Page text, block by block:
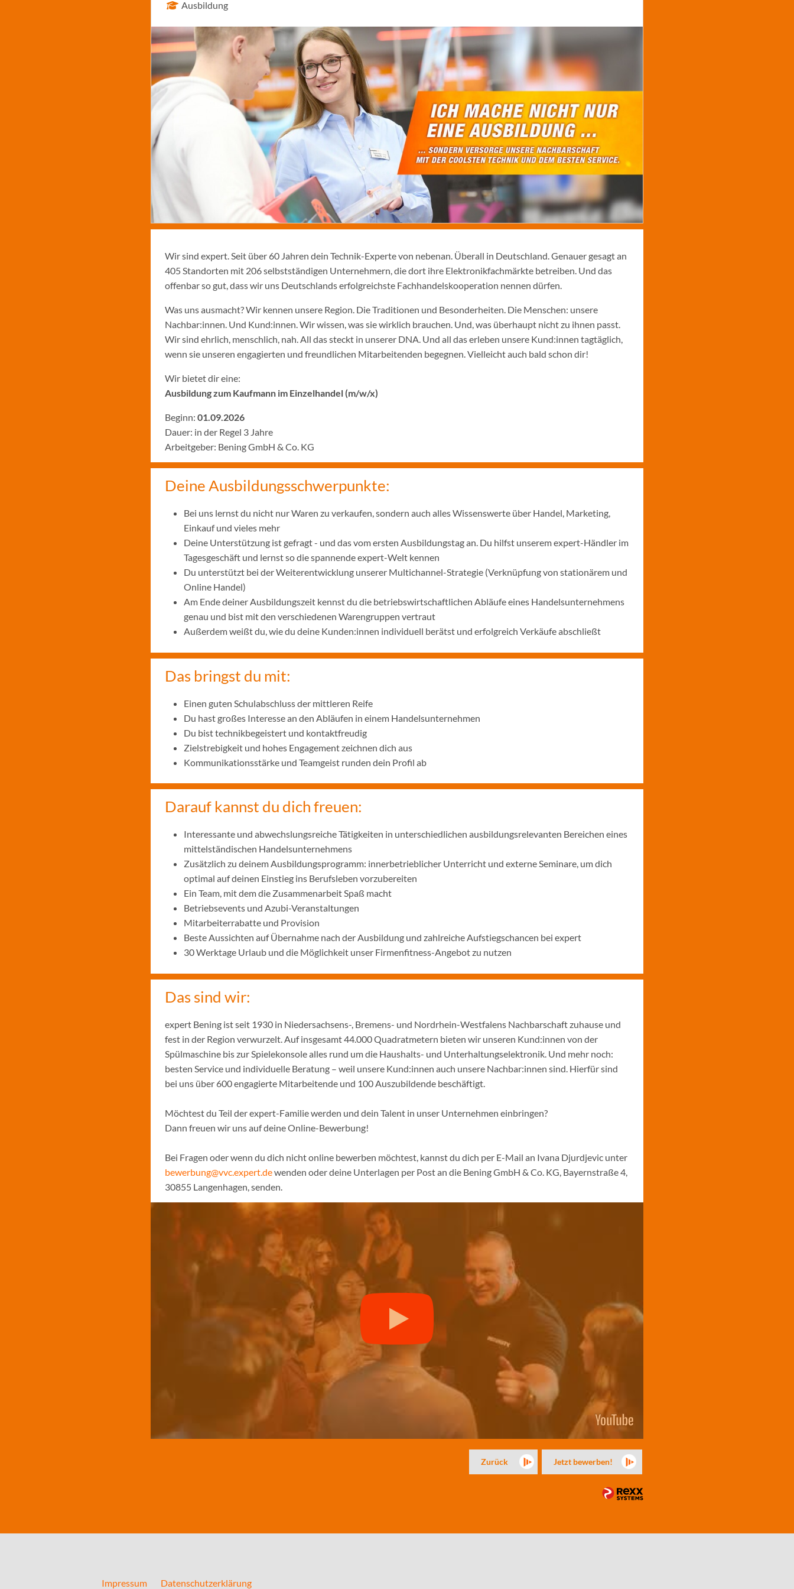
Ausbildung
Wir sind expert. Seit über 60 Jahren dein Technik-Experte von nebenan. Überall in Deutschland. Genauer gesagt an
405 Standorten mit 206 selbstständigen Unternehmern, die dort ihre Elektronikfachmärkte betreiben. Und das
offenbar so gut, dass wir uns Deutschlands erfolgreichste Fachhandelskooperation nennen dürfen.
Was uns ausmacht? Wir kennen unsere Region. Die Traditionen und Besonderheiten. Die Menschen: unsere
Nachbar:innen. Und Kund:innen. Wir wissen, was sie wirklich brauchen. Und, was überhaupt nicht zu ihnen passt.
Wir sind ehrlich, menschlich, nah. All das steckt in unserer DNA. Und all das erleben unsere Kund:innen tagtäglich,
wenn sie unseren engagierten und freundlichen Mitarbeitenden begegnen. Vielleicht auch bald schon dir!
Wir bietet dir eine:
Ausbildung zum Kaufmann im Einzelhandel (m/w/x)
Beginn: 01.09.2026
Dauer: in der Regel 3 Jahre
Arbeitgeber: Bening GmbH & Co. KG
Deine Ausbildungsschwerpunkte:
Bei uns lernst du nicht nur Waren zu verkaufen, sondern auch alles Wissenswerte über Handel, Marketing,
Einkauf und vieles mehr
Deine Unterstützung ist gefragt - und das vom ersten Ausbildungstag an. Du hilfst unserem expert-Händler im
Tagesgeschäft und lernst so die spannende expert-Welt kennen
Du unterstützt bei der Weiterentwicklung unserer Multichannel-Strategie (Verknüpfung von stationärem und
Online Handel)
Am Ende deiner Ausbildungszeit kennst du die betriebswirtschaftlichen Abläufe eines Handelsunternehmens
genau und bist mit den verschiedenen Warengruppen vertraut
Außerdem weißt du, wie du deine Kunden:innen individuell berätst und erfolgreich Verkäufe abschließt
Das bringst du mit:
Einen guten Schulabschluss der mittleren Reife
Du hast großes Interesse an den Abläufen in einem Handelsunternehmen
Du bist technikbegeistert und kontaktfreudig
Zielstrebigkeit und hohes Engagement zeichnen dich aus
Kommunikationsstärke und Teamgeist runden dein Profil ab
Darauf kannst du dich freuen:
Interessante und abwechslungsreiche Tätigkeiten in unterschiedlichen ausbildungsrelevanten Bereichen eines
mittelständischen Handelsunternehmens
Zusätzlich zu deinem Ausbildungsprogramm: innerbetrieblicher Unterricht und externe Seminare, um dich
optimal auf deinen Einstieg ins Berufsleben vorzubereiten
Ein Team, mit dem die Zusammenarbeit Spaß macht
Betriebsevents und Azubi-Veranstaltungen
Mitarbeiterrabatte und Provision
Beste Aussichten auf Übernahme nach der Ausbildung und zahlreiche Aufstiegschancen bei expert
30 Werktage Urlaub und die Möglichkeit unser Firmenfitness-Angebot zu nutzen
Das sind wir:
expert Bening ist seit 1930 in Niedersachsens-, Bremens- und Nordrhein-Westfalens Nachbarschaft zuhause und
fest in der Region verwurzelt. Auf insgesamt 44.000 Quadratmetern bieten wir unseren Kund:innen von der
Spülmaschine bis zur Spielekonsole alles rund um die Haushalts- und Unterhaltungselektronik. Und mehr noch:
besten Service und individuelle Beratung – weil unsere Kund:innen auch unsere Nachbar:innen sind. Hierfür sind
bei uns über 600 engagierte Mitarbeitende und 100 Auszubildende beschäftigt.
Möchtest du Teil der expert-Familie werden und dein Talent in unser Unternehmen einbringen?
Dann freuen wir uns auf deine Online-Bewerbung!
Bei Fragen oder wenn du dich nicht online bewerben möchtest, kannst du dich per E-Mail an Ivana Djurdjevic unter
bewerbung@vvc.expert.dewenden oder deine Unterlagen per Post an die Bening GmbH & Co. KG, Bayernstraße 4,
30855 Langenhagen, senden.
Zurück Jetzt bewerben!
Impressum Datenschutzerklärung